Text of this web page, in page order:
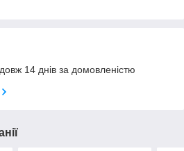
14 днів за домовленістю